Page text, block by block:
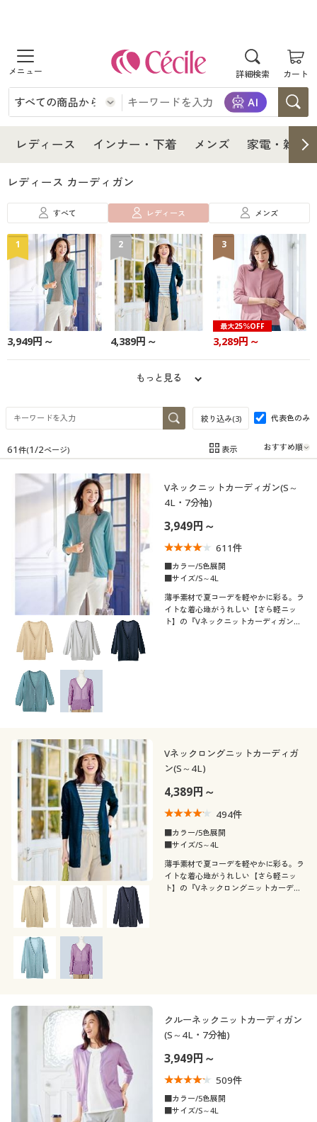
詳細検索 カート
商品を探す
レディース
レディースファッション
女性下着
インナー・下着
インナー・下着通販すべて
女性下着
メンズ下着
ジュニア・ティーンズ下着
メンズ
メンズ通販すべて
メンズファッション
メンズ下着
家電・雑貨
家電・雑貨すべて
家電
キッチン・雑貨・日用品
寝具・インテリア・家具
寝具・インテリア・家具通販すべて
家具・収納
カーテン・ラグ・ファブリック
美容・健康
美容・健康通販すべて
美容・健康・サプリメント
制服・スクール
制服・学生服
ジュニア・ティーンズ下着
大きいサイズ通販すべて
大きいサイズ レディース服
大きいサイズ レディース下着
大きいサイズ メンズ
大きいサイズ 事務・制服
バーゲン
バーゲンセール
シークレットセール
詳細検索
商品カテゴリ一覧
カタログ
カタログ・チラシからのご注文
デジタルカタログ
カタログ無料プレゼント
会員メニュー
マイページ
閲覧履歴
お気に入り
サポート
ご利用ガイド
よくある質問とお問い合わせ
レディース インナー・下着 メンズ 家電・雑貨
レディース カーディガン
すべて レディース メンズ
1
3,949円～
2
4,389円～
3
最大25％OFF
3,289円～
もっと見る
絞り込み(3) 代表色のみ
在庫 在庫のある商品のみ表示
カテゴリ
(5)
(4〜4.9)
レディースサ
S M LL 3L 4L
カラー
こだわり条件
で絞り込む
柄・デザイン
スリット ヘリンボーン
プリーツ
襟・ネック
ノーカラー
長袖 七分袖
パフスリーブ
素材
ナイロン コットン・綿100
リネン・麻 フリース
機能・特徴
ウォッシャブル(洗
える)
冷感・涼感
シーン
61 件(1/2ページ) 表示
Vネックニットカーディガン(S～
4L・7分袖)
3,949円～
611件
■カラー/5色展開
■サイズ/S～4L
薄手素材で夏コーデを軽やかに彩る。ラ
イトな着心地がうれしい【さら軽ニッ
ト】の『Vネックニットカーディガン』
Vネックロングニットカーディガ
ン(S～4L)
4,389円～
494件
■カラー/5色展開
■サイズ/S～4L
薄手素材で夏コーデを軽やかに彩る。ラ
イトな着心地がうれしい【さら軽ニッ
ト】の『Vネックロングニットカーディ
クルーネックニットカーディガン
(S～4L・7分袖)
3,949円～
509件
■カラー/5色展開
■サイズ/S～4L